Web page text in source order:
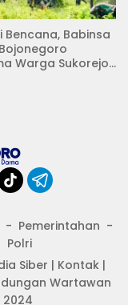
Bencana, Babinsa
Warga Sukorejo
Pemerintahan
Polri
Siber | Kontak|
Wartawan
2024